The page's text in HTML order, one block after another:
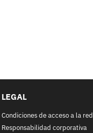
LEGAL
Condiciones de acceso a la red
Responsabilidad corporativa